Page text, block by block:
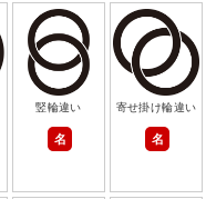
竪輪違い
名
寄せ掛け輪違い
名